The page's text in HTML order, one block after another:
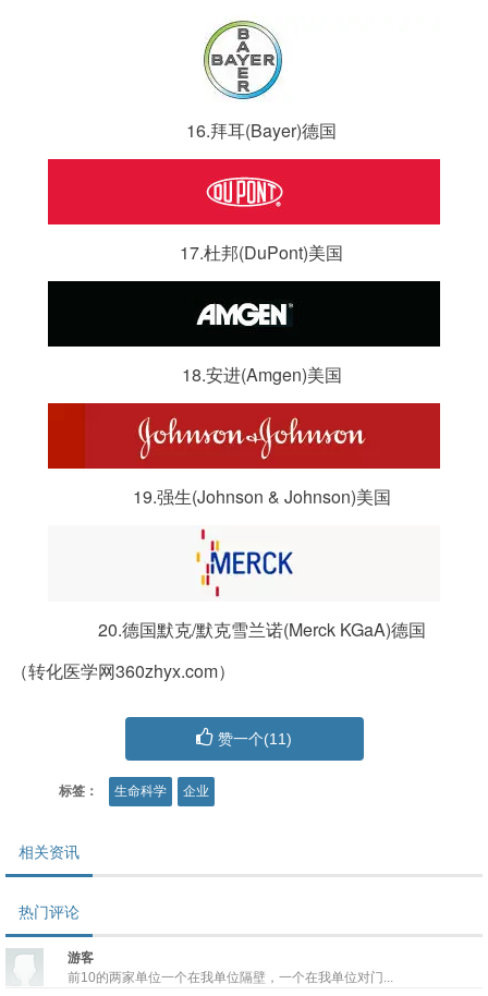
16.拜耳(Bayer)德国
17.杜邦(DuPont)美国
18.安进(Amgen)美国
19.强生(Johnson & Johnson)美国
20.德国默克/默克雪兰诺(Merck KGaA)德国
（转化医学网360zhyx.com）
赞一个(11)
标签： 生命科学 企业
相关资讯
热门评论
游客
前10的两家单位一个在我单位隔壁，一个在我单位对门...